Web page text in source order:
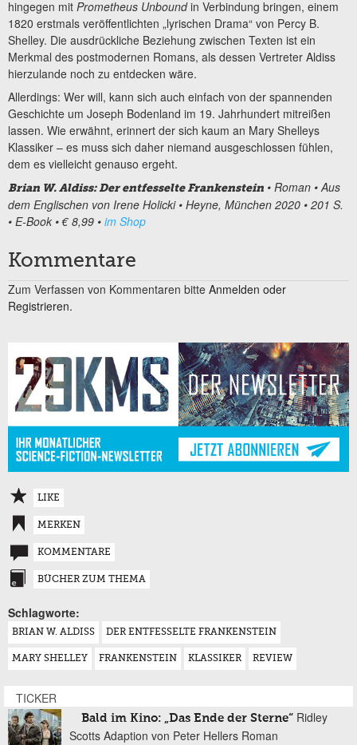
hingegen mit Prometheus Unboundin Verbindung bringen, einem
1820 erstmals veröffentlichten „lyrischen Drama“ von Percy B.
Shelley. Die ausdrückliche Beziehung zwischen Texten ist ein
Merkmal des postmodernen Romans, als dessen Vertreter Aldiss
hierzulande noch zu entdecken wäre.
Allerdings: Wer will, kann sich auch einfach von der spannenden
Geschichte um Joseph Bodenland im 19. Jahrhundert mitreißen
lassen. Wie erwähnt, erinnert der sich kaum an Mary Shelleys
Klassiker – es muss sich daher niemand ausgeschlossen fühlen,
dem es vielleicht genauso ergeht.
Brian W. Aldiss: Der entfesselte Frankenstein • Roman • Aus
dem Englischen von Irene Holicki • Heyne, München 2020 • 201 S.
• E-Book • € 8,99 • im Shop
Kommentare
Zum Verfassen von Kommentaren bitte Anmelden oder
Registrieren.
LIKE
MERKEN
KOMMENTARE
BÜCHER ZUM THEMA
Schlagworte:
BRIAN W. ALDISS DER ENTFESSELTE FRANKENSTEIN
MARY SHELLEY FRANKENSTEIN KLASSIKER REVIEW
TICKER
Bald im Kino: „Das Ende der Sterne“ Ridley
Scotts Adaption von Peter Hellers Roman